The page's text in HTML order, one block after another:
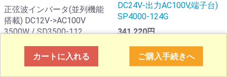
正弦波インバータ(並列機能
搭載) DC12V->AC100V
3500W / SD3500-112
341,169円
DC24V-出力AC100V,端子台)
SP4000-124G
341,220円
カートに入れる ご購入手続きへ